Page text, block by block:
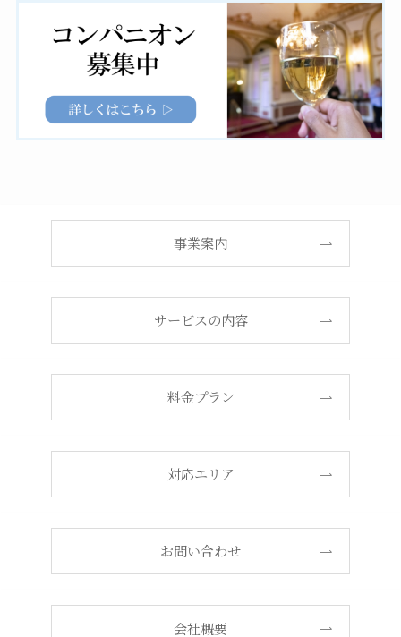
事業案内
サービスの内容
料金プラン
対応エリア
お問い合わせ
会社概要